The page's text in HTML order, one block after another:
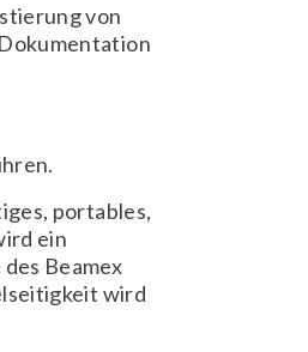
von
portables,
ein
Beamex
wird